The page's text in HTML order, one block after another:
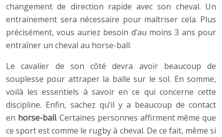
changement de direction rapide avec son cheval. Un
entrainement sera nécessaire pour maîtriser cela. Plus
précisément, vous auriez besoin d’au moins 3 ans pour
entraîner un cheval au horse-ball.
Le cavalier de son côté devra avoir beaucoup de
souplesse pour attraper la balle sur le sol. En somme,
voilà les essentiels à savoir en ce qui concerne cette
discipline. Enfin, sachez qu’il y a beaucoup de contact
en horse-ball. Certaines personnes affirment même que
ce sport est comme le rugby à cheval. De ce fait, même si